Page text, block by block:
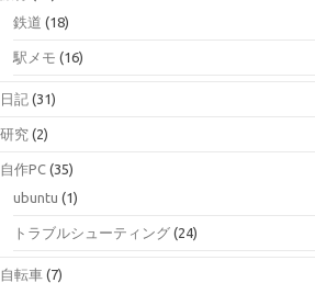
鉄道 (18)
駅メモ (16)
日記 (31)
研究 (2)
自作PC (35)
ubuntu (1)
トラブルシューティング (24)
自転車 (7)